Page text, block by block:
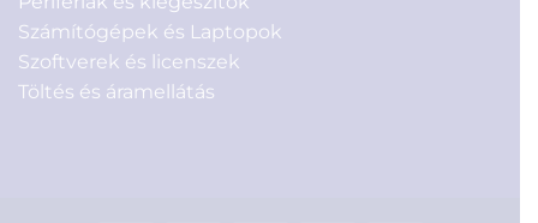
Számítógépek és Laptopok
Szoftverek és licenszek
Töltés és áramellátás